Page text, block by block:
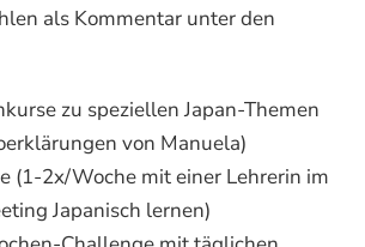
als Kommentar unter den
zu speziellen Japan-Themen
von Manuela)
(1-2x/Woche mit einer Lehrerin im
Japanisch lernen)